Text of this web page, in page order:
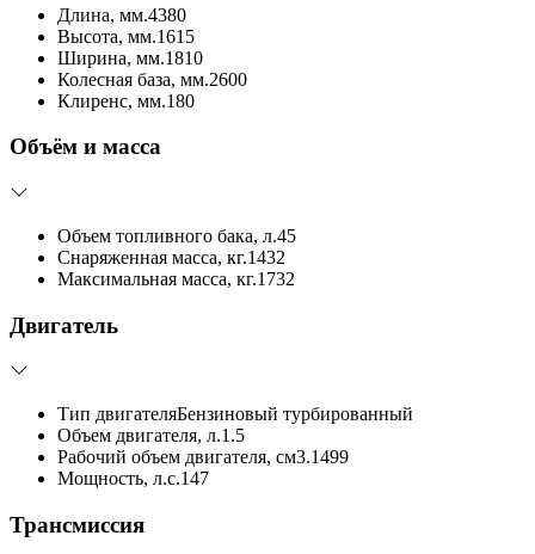
Длина, мм.4380
Высота, мм.1615
Ширина, мм.1810
Колесная база, мм.2600
Клиренс, мм.180
Объём и масса
Объем топливного бака, л.45
Снаряженная масса, кг.1432
Максимальная масса, кг.1732
Двигатель
Тип двигателяБензиновый турбированный
Объем двигателя, л.1.5
Рабочий объем двигателя, см3.1499
Мощность, л.с.147
Трансмиссия